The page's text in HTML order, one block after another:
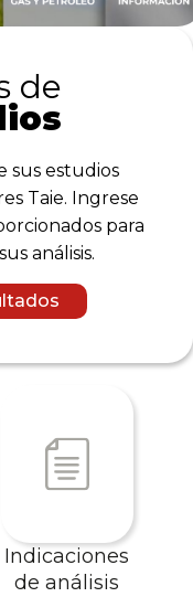
de
sus estudios
Taie. Ingrese
para
análisis.
Indicaciones
de análisis